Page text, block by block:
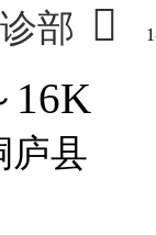
部 
16K
庐县